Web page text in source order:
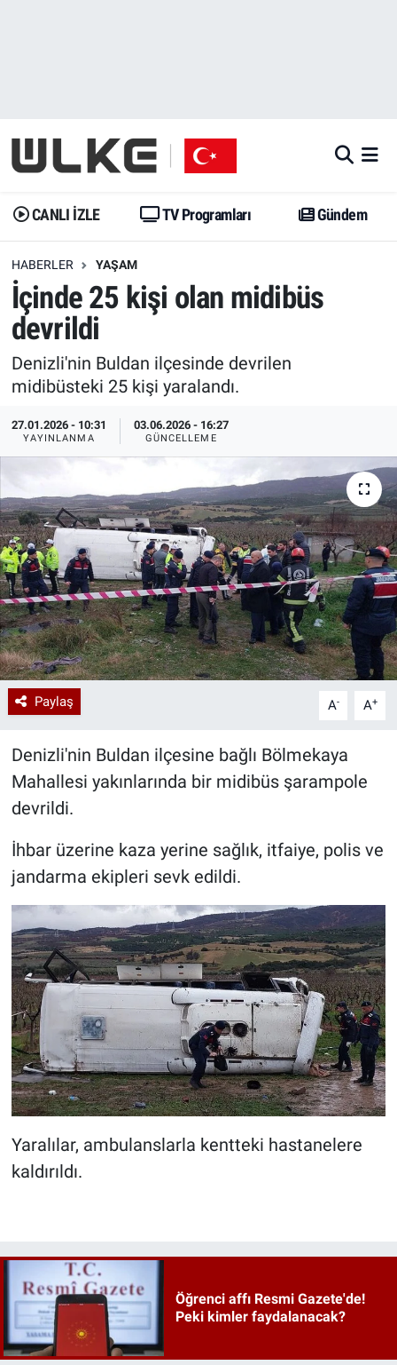
CANLI İZLE TV Programları Gündem
HABERLER YAŞAM
İçinde 25 kişi olan midibüs
devrildi
Denizli'nin Buldan ilçesinde devrilen
midibüsteki 25 kişi yaralandı.
27.01.2026 - 10:31
YAYINLANMA
03.06.2026 - 16:27
GÜNCELLEME
Paylaş A- A+
Denizli'nin Buldan ilçesine bağlı Bölmekaya
Mahallesi yakınlarında bir midibüs şarampole
devrildi.
İhbar üzerine kaza yerine sağlık, itfaiye, polis ve
jandarma ekipleri sevk edildi.
Yaralılar, ambulanslarla kentteki hastanelere
kaldırıldı.
Öğrenci affı Resmi Gazete'de!
Peki kimler faydalanacak?
Gündem
Dünya
Erişim Bilgileri
Ekonomi
Trend
Özel Haberler
Gündem
Trend
Erişim Bilgileri
Spor
Ekonomi
Dünya
Özel Haberler
Kadın
Erişim Bilgileri
Sağlık
Teknoloji
Ramazan
İstanbul Namaz Vakitleri
Trafik Durumu
Erişim Bilgileri
Tüm Manşetler
Son Dakika Haberleri
Haber Arşivi